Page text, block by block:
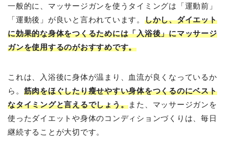
一般的に、マッサージガンを使うタイミングは「運動前」
「運動後」が良いと言われています。 しかし、ダイエット
に効果的な身体をつくるためには「入浴後」にマッサージ
ガンを使用するのがおすすめです。
これは、入浴後に身体が温まり、血流が良くなっているか
ら。 筋肉をほぐしたり瘦せやすい身体をつくるのにベスト
なタイミングと言えるでしょう。また、マッサージガンを
使ったダイエットや身体のコンディションづくりは、毎日
継続することが大切です。